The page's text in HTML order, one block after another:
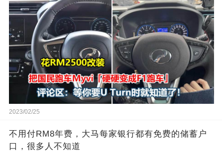
2023/02/25
不用付RM8年费，大马每家银行都有免费的储蓄户
口，很多人不知道